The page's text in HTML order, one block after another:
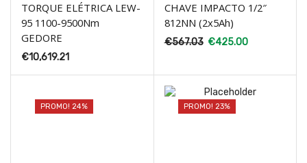
TORQUE ELÉTRICA LEW-
95 1100-9500Nm
GEDORE
€10,619.21
CHAVE IMPACTO 1/2″
812NN (2x5Ah)
€567.03 €425.00
PROMO! 24% PROMO! 23%